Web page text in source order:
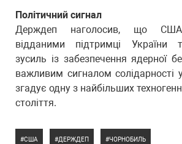
Політичний сигнал
Держдеп наголосив, що США
відданими підтримці України
зусиль із забезпечення ядерної
важливим сигналом солідарності
згадує одну з найбільших
століття.
США ДЕРЖДЕП ЧОРНОБИЛЬ